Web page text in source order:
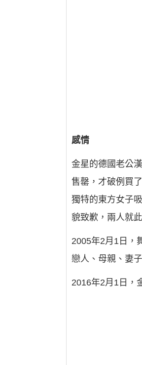
感情
金星的德國老公
售罄，才破例買
獨特的東方女子
貌致歉，兩人就
2005年2月1日，
戀人、母親、妻子
2016年2月1日，